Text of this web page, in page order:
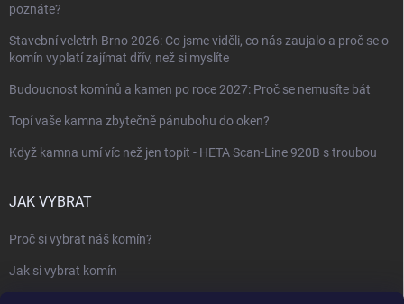
poznáte?
Stavební veletrh Brno 2026: Co jsme viděli, co nás zaujalo a proč se o
komín vyplatí zajímat dřív, než si myslíte
Budoucnost komínů a kamen po roce 2027: Proč se nemusíte bát
Topí vaše kamna zbytečně pánubohu do oken?
Když kamna umí víc než jen topit - HETA Scan-Line 920B s troubou
JAK VYBRAT
Proč si vybrat náš komín?
Jak si vybrat komín